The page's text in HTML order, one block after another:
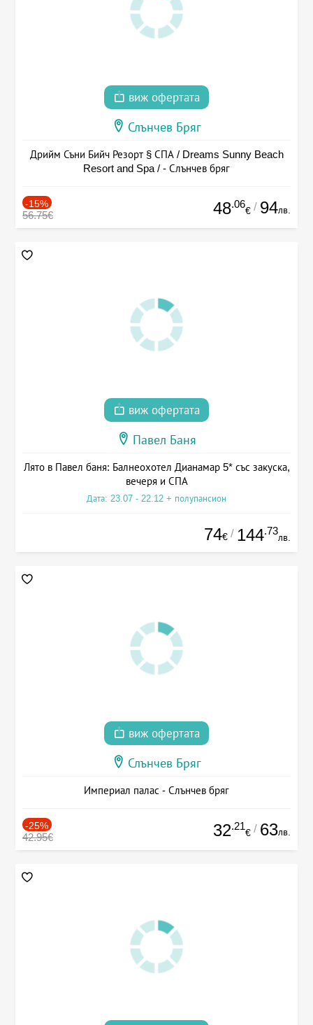
виж офертата
Слънчев Бряг
Дрийм Съни Бийч Резорт § СПА / Dreams Sunny Beach
Resort and Spa / - Слънчев бряг
-15%
56.75€ 48.06
€ / 94лв.
виж офертата
Павел Баня
Лято в Павел баня: Балнеохотел Дианамар 5* със закуска,
вечеря и СПА
Дата: 23.07 - 22.12 + полупансион
74€ / 144.73
лв.
виж офертата
Слънчев Бряг
Империал палас - Слънчев бряг
-25%
42.95€ 32.21
€ / 63лв.